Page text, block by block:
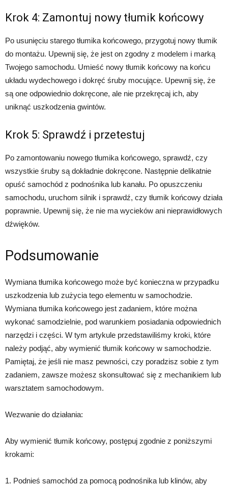
Krok 4: Zamontuj nowy tłumik końcowy
Po usunięciu starego tłumika końcowego, przygotuj nowy tłumik
do montażu. Upewnij się, że jest on zgodny z modelem i marką
Twojego samochodu. Umieść nowy tłumik końcowy na końcu
układu wydechowego i dokręć śruby mocujące. Upewnij się, że
są one odpowiednio dokręcone, ale nie przekręcaj ich, aby
uniknąć uszkodzenia gwintów.
Krok 5: Sprawdź i przetestuj
Po zamontowaniu nowego tłumika końcowego, sprawdź, czy
wszystkie śruby są dokładnie dokręcone. Następnie delikatnie
opuść samochód z podnośnika lub kanału. Po opuszczeniu
samochodu, uruchom silnik i sprawdź, czy tłumik końcowy działa
poprawnie. Upewnij się, że nie ma wycieków ani nieprawidłowych
dźwięków.
Podsumowanie
Wymiana tłumika końcowego może być konieczna w przypadku
uszkodzenia lub zużycia tego elementu w samochodzie.
Wymiana tłumika końcowego jest zadaniem, które można
wykonać samodzielnie, pod warunkiem posiadania odpowiednich
narzędzi i części. W tym artykule przedstawiliśmy kroki, które
należy podjąć, aby wymienić tłumik końcowy w samochodzie.
Pamiętaj, że jeśli nie masz pewności, czy poradzisz sobie z tym
zadaniem, zawsze możesz skonsultować się z mechanikiem lub
warsztatem samochodowym.
Wezwanie do działania:
Aby wymienić tłumik końcowy, postępuj zgodnie z poniższymi
krokami:
1. Podnieś samochód za pomocą podnośnika lub klinów, aby